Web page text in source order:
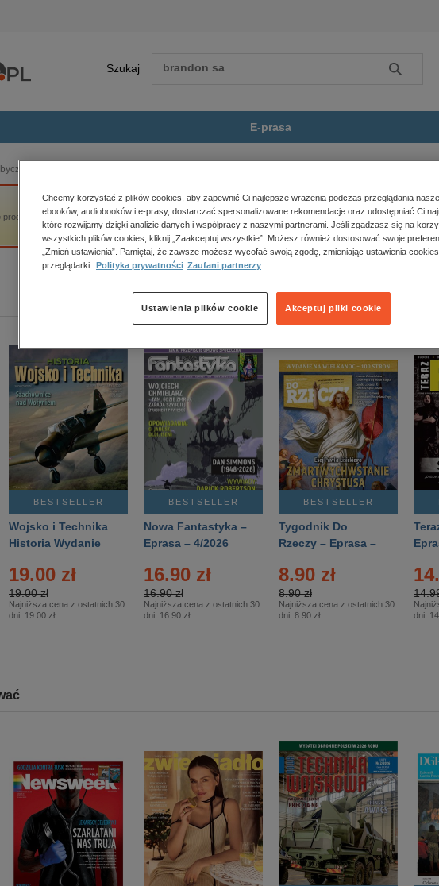
Szukaj Szukaj
E-prasa
wnętrz
gospodarka
polityka, społeczno-informacyjne
psychologiczne
inne
popularno-naukowe
historia
zdrowie
religie
„The Girl at Bullet Lake” nie jest dostępny.
BESTSELLER
Wojsko i Technika
Historia Wydanie
– 2/2026
19.00 zł
19.00 zł
Najniższa cena z ostatnich 30
dni: 19.00 zł
BESTSELLER
Nowa Fantastyka –
Eprasa – 4/2026
16.90 zł
16.90 zł
Najniższa cena z ostatnich 30
dni: 16.90 zł
BESTSELLER
Tygodnik Do
Rzeczy – Eprasa –
8.90 zł
8.90 zł
Najniższa cena z ostatnich 30
dni: 8.90 zł
dni:
Chcemy korzystać z plików cookies, aby zapewnić Ci najlepsze wrażenia podczas przeglądania
ebooków, audiobooków i e-prasy, dostarczać spersonalizowane rekomendacje oraz udostępniać Ci
które rozwijamy dzięki analizie danych i współpracy z naszymi partnerami. Jeśli zgadzasz się na
wszystkich plików cookies, kliknij „Zaakceptuj wszystkie”. Możesz również dostosować swoje
„Zmień ustawienia”. Pamiętaj, że zawsze możesz wycofać swoją zgodę, zmieniając ustawienia
przeglądarki.
Polityka prywatności Zaufani partnerzy
Akceptuj pliki cookie
Ustawienia plików cookie